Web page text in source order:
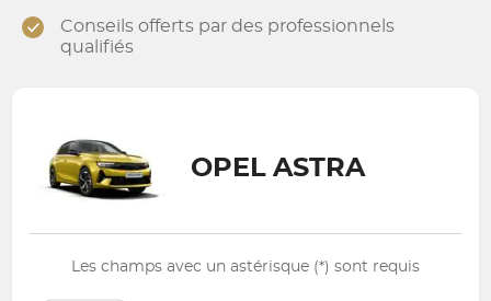
Conseils offerts par des professionnels
qualifiés
OPEL ASTRA
Les champs avec un astérisque (*) sont requis